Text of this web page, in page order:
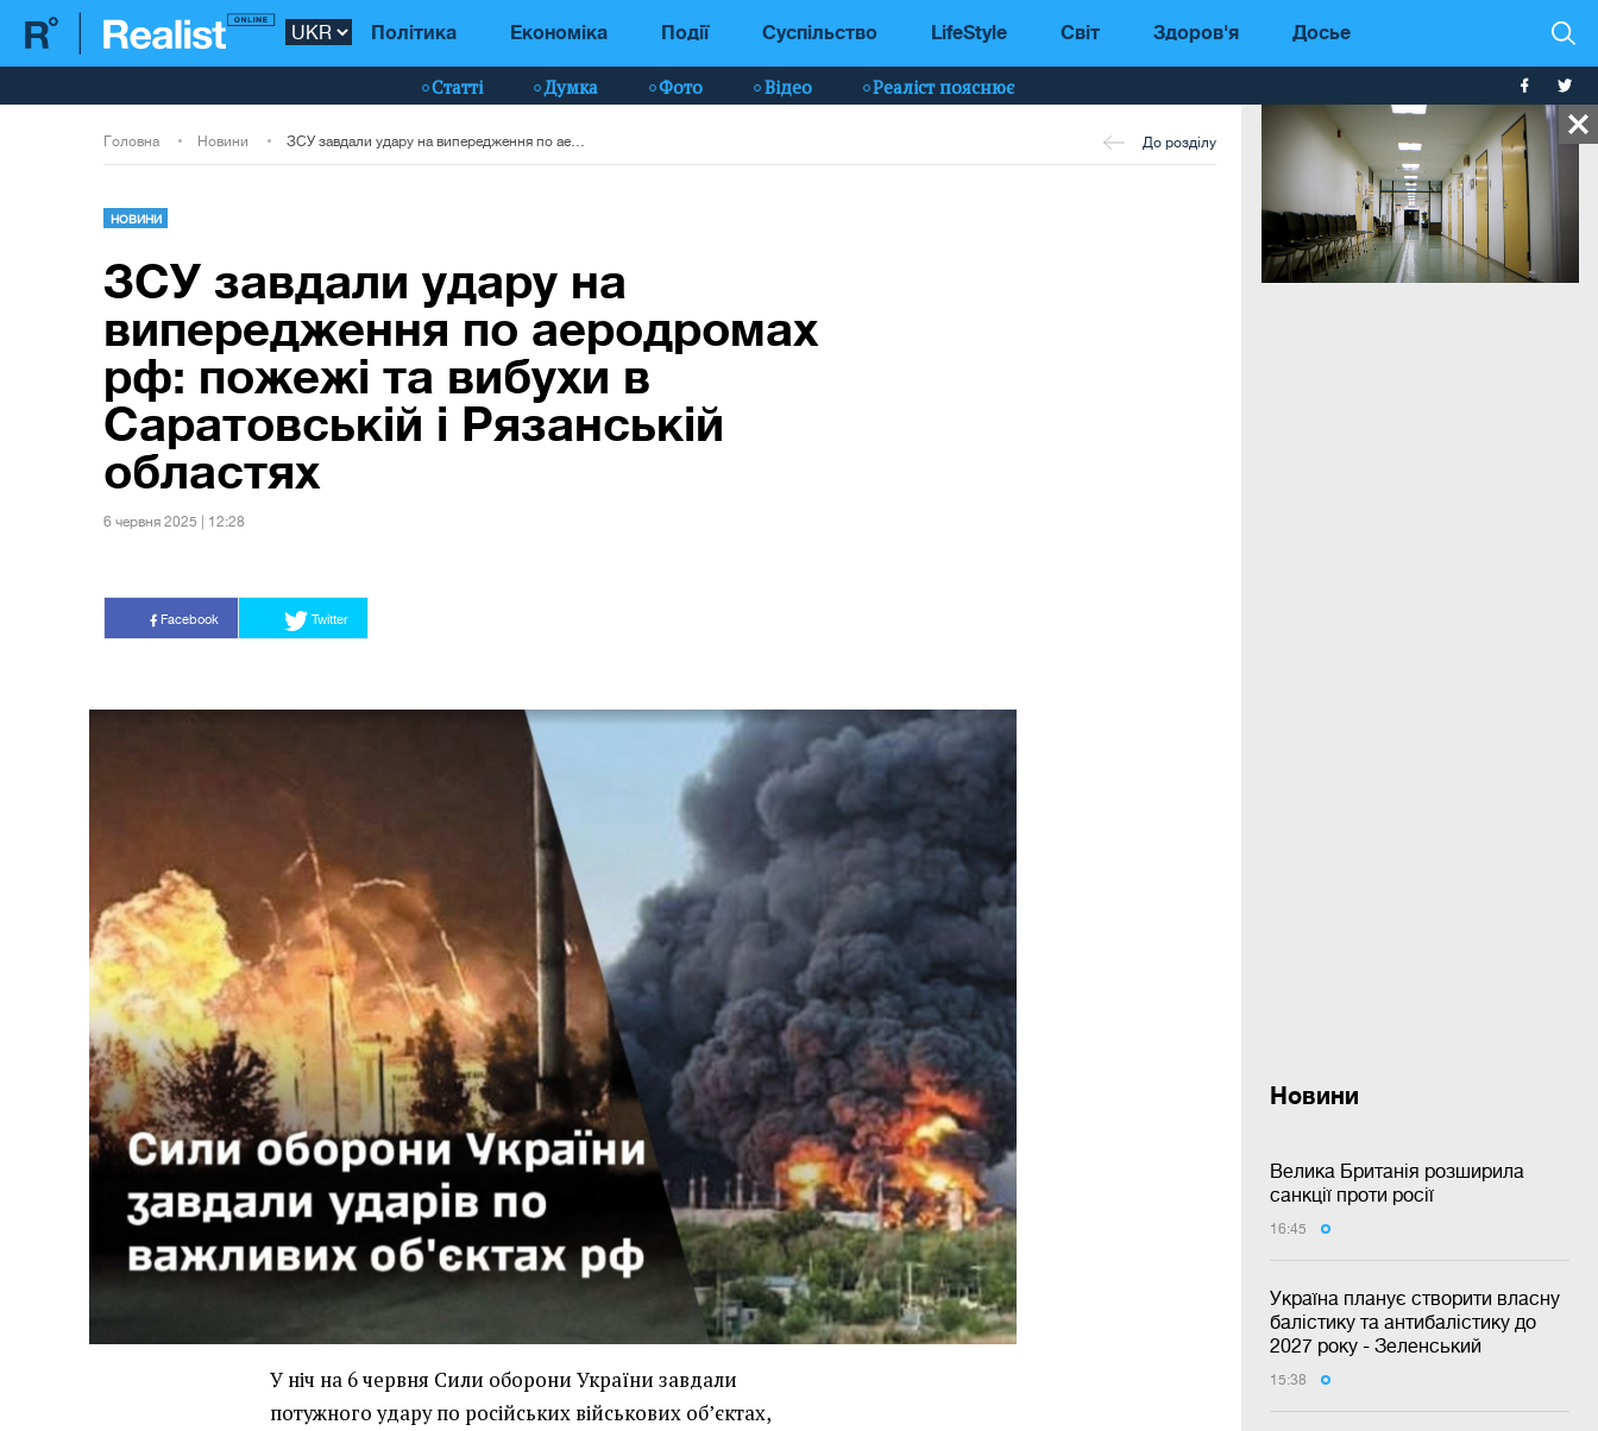
Політика Економіка Події Суспільство LifeStyle Світ Здоров'я Досье
Статті Думка Фото Відео Реаліст пояснює
Новини
Велика Британія розширила
санкції проти росії
16:45
Україна планує створити власну
балістику та антибалістику до
2027 року - Зеленський
15:38
Головна Новини До розділу
НОВИНИ
ЗСУ завдали удару на
випередження по аеродромах
рф: пожежі та вибухи в
Саратовській і Рязанській
областях
6 червня 2025 | 12:28
Facebook Twitter
У ніч на 6 червня Сили оборони України завдали
потужного удару по російських військових об’єктах,